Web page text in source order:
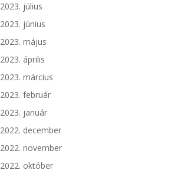
2023. július
2023. június
2023. május
2023. április
2023. március
2023. február
2023. január
2022. december
2022. november
2022. október